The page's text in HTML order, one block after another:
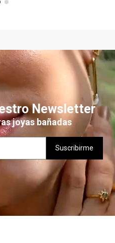
Newsletter
joyas bañadas